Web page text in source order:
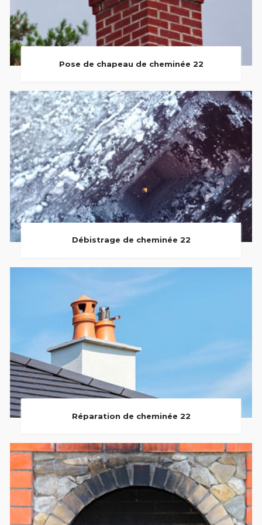
Pose de chapeau de cheminée 22
Débistrage de cheminée 22
Réparation de cheminée 22